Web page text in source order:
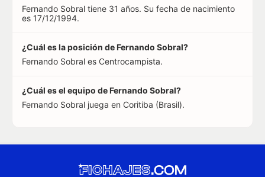
Fernando Sobral tiene 31 años. Su fecha de nacimiento
es 17/12/1994.
¿Cuál es la posición de Fernando Sobral?
Fernando Sobral es Centrocampista.
¿Cuál es el equipo de Fernando Sobral?
Fernando Sobral juega en Coritiba (Brasil).